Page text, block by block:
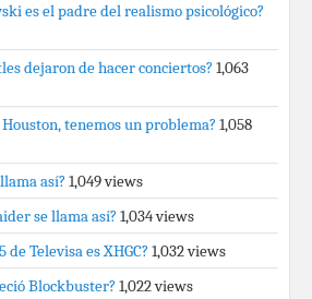
es el padre del realismo psicológico?
dejaron de hacer conciertos? 1,063
tenemos un problema? 1,058
así? 1,049 views
se llama así? 1,034 views
de Televisa es XHGC? 1,032 views
Blockbuster? 1,022 views